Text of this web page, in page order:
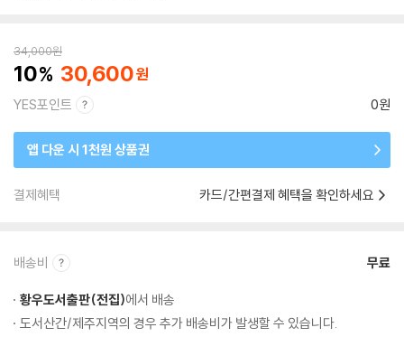
34,000원
10 30,600
YES포인트 0원
앱 다운 시 1천원 상품권
결제혜택 카드/간편결제 혜택을 확인하세요
배송비 무료
황우도서출판(전집)에서 배송
도서산간/제주지역의 경우 추가 배송비가 발생할 수 있습니다.